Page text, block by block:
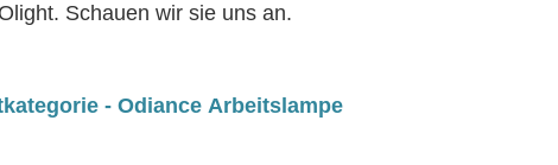
Schauen wir sie uns an.
- Odiance Arbeitslampe